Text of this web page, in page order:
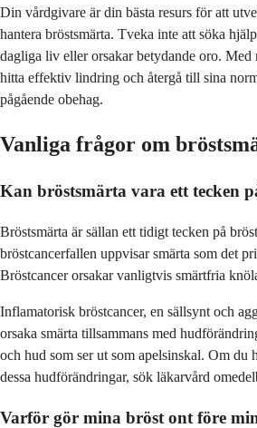
Din vårdgivare är din bästa resurs för att
hantera bröstsmärta. Tveka inte att söka
dagliga liv eller orsakar betydande oro. Med
hitta effektiv lindring och återgå till sina
pågående obehag.
Vanliga frågor om
Kan bröstsmärta vara ett tecken
Bröstsmärta är sällan ett tidigt tecken på
bröstcancerfallen uppvisar smärta som det
Bröstcancer orsakar vanligtvis smärtfria
Inflamatorisk bröstcancer, en sällsynt och
orsaka smärta tillsammans med
och hud som ser ut som apelsinskal. Om du
dessa hudförändringar, sök läkarvård
Varför gör mina bröst ont före